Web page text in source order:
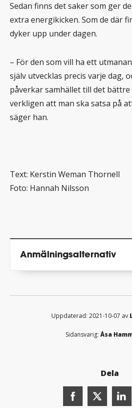
Sedan finns det saker som ger
extra energikicken. Som de där
dyker upp under dagen.
– För den som vill ha ett
själv utvecklas precis varje dag,
påverkar samhället till det bättre
verkligen att man ska satsa på
säger han.
Text: Kerstin Weman Thornell
Foto: Hannah Nilsson
Anmälnings­alternativ
Uppdaterad: 2021-10-07 av
Sidansvarig: Åsa
Dela
Dela
Dela denna